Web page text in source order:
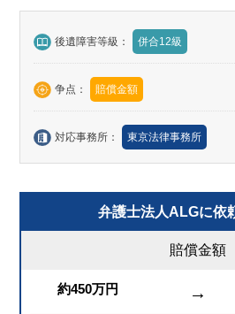
後遺障害等級： 併合12級
争点： 賠償金額
対応事務所： 東京法律事務所
弁護士法人ALGに依
賠償金額
約450万円 →